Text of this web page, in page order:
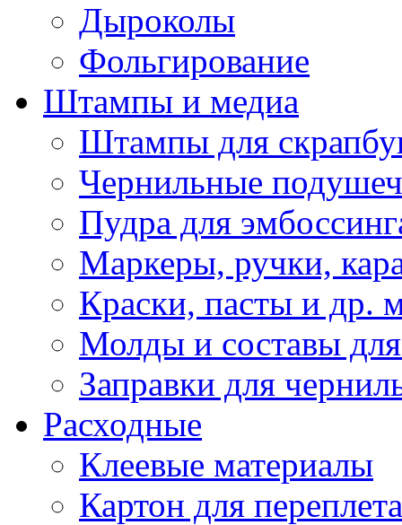
Дыроколы
Фольгирование
Штампы и медиа
Штампы для
Чернильные
Пудра для
Маркеры, ручки,
Краски, пасты и др.
Молды и составы
Заправки для
Расходные
Клеевые материалы
Картон для переплета